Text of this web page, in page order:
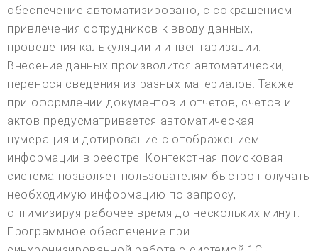
обеспечение автоматизировано, с сокращением
привлечения сотрудников к вводу данных,
проведения калькуляции и инвентаризации.
Внесение данных производится автоматически,
перенося сведения из разных материалов. Также
при оформлении документов и отчетов, счетов и
актов предусматривается автоматическая
нумерация и дотирование с отображением
информации в реестре. Контекстная поисковая
система позволяет пользователям быстро получать
необходимую информацию по запросу,
оптимизируя рабочее время до нескольких минут.
Программное обеспечение при